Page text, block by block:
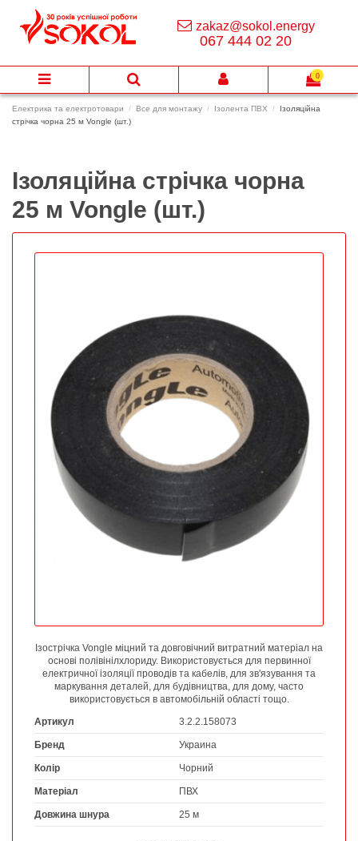
Електрика та електротовари Все для монтажу Ізолента ПВХ
Ізоляційна
стрічка чорна 25 м Vongle (шт.)
Ізоляційна стрічка чорна
25 м Vongle (шт.)
Ізострічка Vongle міцний та довговічний витратний матеріал на
основі полівінілхлориду. Використовується для первинної
електричної ізоляції проводів та кабелів, для зв'язування та
маркування деталей, для будівництва, для дому, часто
використовується в автомобільній області тощо.
Артикул
3.2.2.158073
Бренд Украина
Колір Чорний
Матеріал ПВХ
Довжина шнура 25 м
zakaz@sokol.energy
067 444 02 20
0